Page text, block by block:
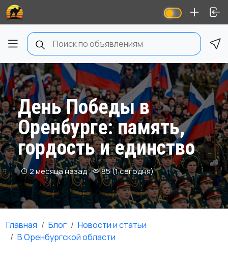
День Победы в
Оренбурге: память,
гордость и единство
2 месяца назад 85 (1 сегодня)
Главная Блог
Новости и статьи
В Оренбургской области